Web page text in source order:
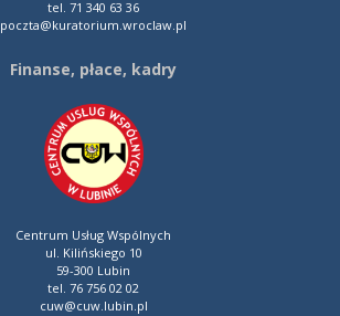
tel. 71 340 63 36
poczta@kuratorium.wroclaw.pl
Finanse, płace, kadry
Centrum Usług Wspólnych
ul. Kilińskiego 10
59-300 Lubin
tel. 76 756 02 02
cuw@cuw.lubin.pl